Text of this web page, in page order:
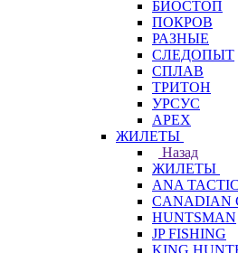
БИОСТОП
ПОКРОВ
РАЗНЫЕ
СЛЕДОПЫТ
СПЛАВ
ТРИТОН
УРСУС
APEX
ЖИЛЕТЫ
Назад
ЖИЛЕТЫ
ANA
CANADIAN
HUNTSMAN
JP FISHING
KING